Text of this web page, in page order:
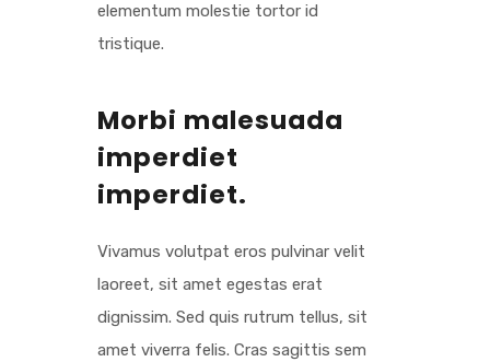
elementum molestie tortor id
tristique.
Morbi malesuada
imperdiet
imperdiet.
Vivamus volutpat eros pulvinar velit
laoreet, sit amet egestas erat
dignissim. Sed quis rutrum tellus, sit
amet viverra felis. Cras sagittis sem